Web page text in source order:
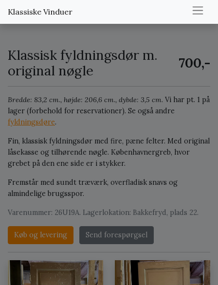
Klassiske Vinduer
Klassisk fyldningsdør m.
original nøgle
700,-
Bredde: 83,2 cm., højde: 206,6 cm., dybde: 3,5 cm. Vi har pt. 1 på
lager (forbehold for reservationer). Se også andre
fyldningsdøre.
Fin, klassisk fyldningsdør med fire, pæne felter. Med original
låsekasse og tilhørende nøgle. Københavnergreb, hvor
grebet på den ene side er i stykker.
Fremstår med sundt træværk, overfladisk snavs og
almindelige brugsspor.
Varenummer: 26U19A. Lagerlokation: Bakkefryd, plads 22.
Køb og levering Send forespørgsel